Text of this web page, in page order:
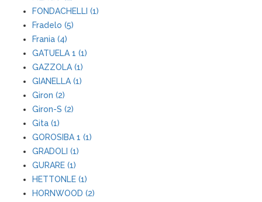
FONDACHELLI (1)
Fradelo (5)
Frania (4)
GATUELA 1 (1)
GAZZOLA (1)
GIANELLA (1)
Giron (2)
Giron-S (2)
Gita (1)
GOROSIBA 1 (1)
GRADOLI (1)
GURARE (1)
HETTONLE (1)
HORNWOOD (2)